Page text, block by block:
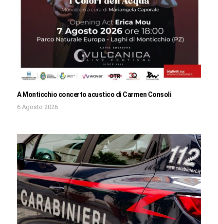
A Monticchio concerto acustico di Carmen Consoli
6 Agosto 2026